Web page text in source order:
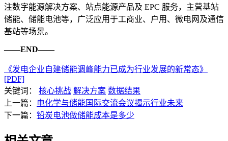
注数字能源解决方案、站点能源产品及 EPC 服务，主营基站
储能、储能电池等，广泛应用于工商业、户用、微电网及通信
基站等场景。
——END——
《发电企业自建储能调峰能力已成为行业发展的新常态》
[PDF]
关键词： 核心挑战 解决方案 数据结果
上一篇：
电化学与储能国际交流会议揭示行业未来
下一篇： 铅炭电池做储能成本是多少